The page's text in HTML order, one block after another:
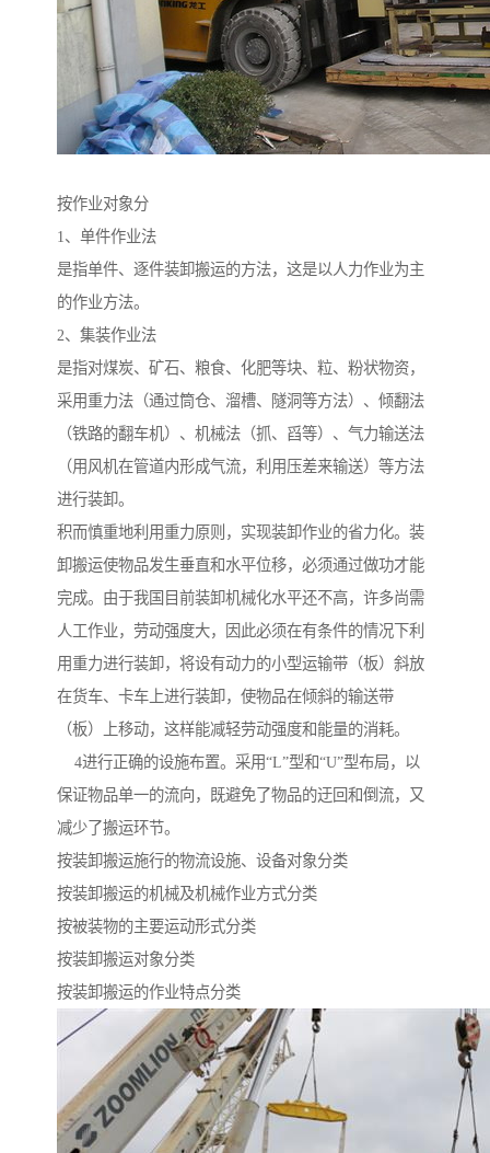
按作业对象分
1、单件作业法
是指单件、逐件装卸搬运的方法，这是以人力作业为主
的作业方法。
2、集装作业法
是指对煤炭、矿石、粮食、化肥等块、粒、粉状物资，
采用重力法（通过筒仓、溜槽、隧洞等方法）、倾翻法
（铁路的翻车机）、机械法（抓、舀等）、气力输送法
（用风机在管道内形成气流，利用压差来输送）等方法
进行装卸。
积而慎重地利用重力原则，实现装卸作业的省力化。装
卸搬运使物品发生垂直和水平位移，必须通过做功才能
完成。由于我国目前装卸机械化水平还不高，许多尚需
人工作业，劳动强度大，因此必须在有条件的情况下利
用重力进行装卸，将设有动力的小型运输带（板）斜放
在货车、卡车上进行装卸，使物品在倾斜的输送带
（板）上移动，这样能减轻劳动强度和能量的消耗。
4进行正确的设施布置。采用“L”型和“U”型布局，以
保证物品单一的流向，既避免了物品的迂回和倒流，又
减少了搬运环节。
按装卸搬运施行的物流设施、设备对象分类
按装卸搬运的机械及机械作业方式分类
按被装物的主要运动形式分类
按装卸搬运对象分类
按装卸搬运的作业特点分类